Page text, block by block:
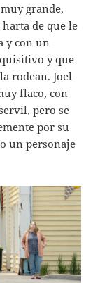
grande,
de que le
y con un
y que
rodean. Joel
flaco, con
pero se
por su
un personaje